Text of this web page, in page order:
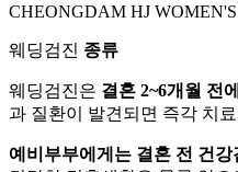
CHEONGDAM HJ
웨딩검진 종류
웨딩검진은 결혼 2~6개월 전
과 질환이 발견되면 즉각 치
예비부부에게는 결혼 전 건강